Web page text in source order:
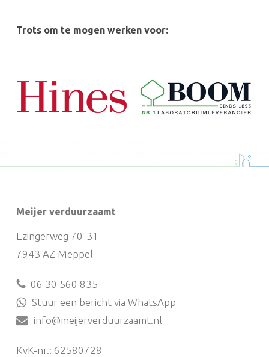
Trots om te mogen werken voor:
Meijer verduurzaamt
Ezingerweg 70-31
7943 AZ Meppel
06 30 560 835
Stuur een bericht via WhatsApp
info@meijerverduurzaamt.nl
KvK-nr.: 62580728